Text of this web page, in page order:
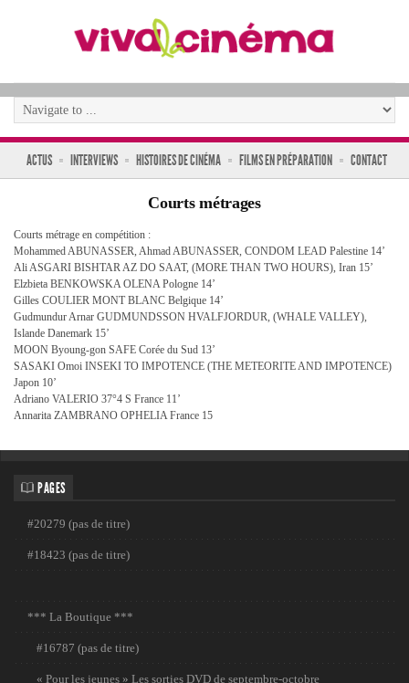
ACTUS INTERVIEWS HISTOIRES DE CINÉMA FILMS EN PRÉPARATION CONTACT
Courts métrages
Courts métrage en compétition :
Mohammed ABUNASSER, Ahmad ABUNASSER, CONDOM LEAD Palestine 14’
Ali ASGARI BISHTAR AZ DO SAAT, (MORE THAN TWO HOURS), Iran 15’
Elzbieta BENKOWSKA OLENA Pologne 14’
Gilles COULIER MONT BLANC Belgique 14’
Gudmundur Arnar GUDMUNDSSON HVALFJORDUR, (WHALE VALLEY),
Islande Danemark 15’
MOON Byoung-gon SAFE Corée du Sud 13’
SASAKI Omoi INSEKI TO IMPOTENCE (THE METEORITE AND IMPOTENCE)
Japon 10’
Adriano VALERIO 37°4 S France 11’
Annarita ZAMBRANO OPHELIA France 15
PAGES
#20279 (pas de titre)
#18423 (pas de titre)
*** La Boutique ***
#16787 (pas de titre)
« Pour les jeunes » Les sorties DVD de septembre-octobre